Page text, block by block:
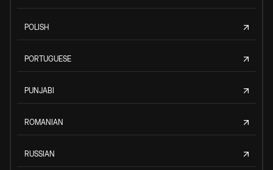
POLISH
PORTUGUESE
PUNJABI
ROMANIAN
RUSSIAN